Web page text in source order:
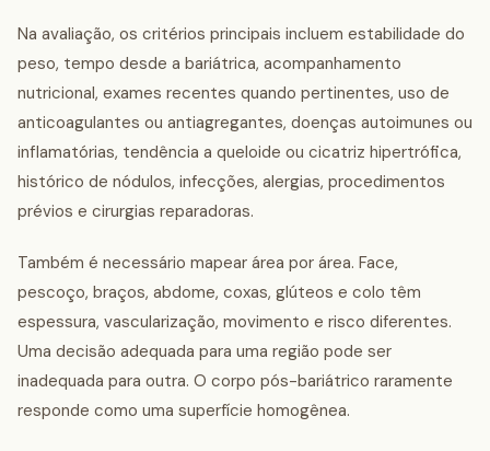
Na avaliação, os critérios principais incluem estabilidade do
peso, tempo desde a bariátrica, acompanhamento
nutricional, exames recentes quando pertinentes, uso de
anticoagulantes ou antiagregantes, doenças autoimunes ou
inflamatórias, tendência a queloide ou cicatriz hipertrófica,
histórico de nódulos, infecções, alergias, procedimentos
prévios e cirurgias reparadoras.
Também é necessário mapear área por área. Face,
pescoço, braços, abdome, coxas, glúteos e colo têm
espessura, vascularização, movimento e risco diferentes.
Uma decisão adequada para uma região pode ser
inadequada para outra. O corpo pós-bariátrico raramente
responde como uma superfície homogênea.